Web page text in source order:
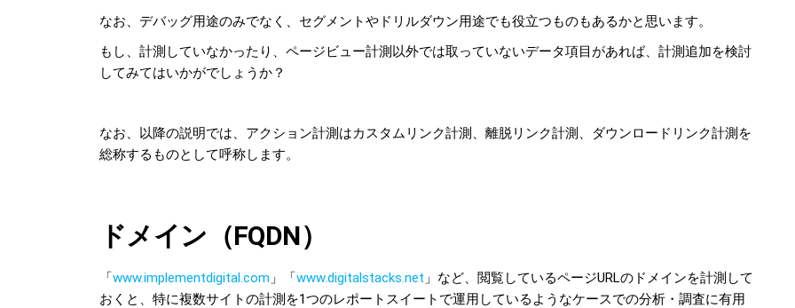
なお、デバッグ用途のみでなく、セグメントやドリルダウン用途でも役立つものもあるかと思います。
もし、計測していなかったり、ページビュー計測以外では取っていないデータ項目があれば、計測追加を検討
してみてはいかがでしょうか？
なお、以降の説明では、アクション計測はカスタムリンク計測、離脱リンク計測、ダウンロードリンク計測を
総称するものとして呼称します。
ドメイン（FQDN）
「www.implementdigital.com 」「www.digitalstacks.net 」など、閲覧しているページURLのドメインを計測して
おくと、特に複数サイトの計測を1つのレポートスイートで運用しているようなケースでの分析・調査に有用